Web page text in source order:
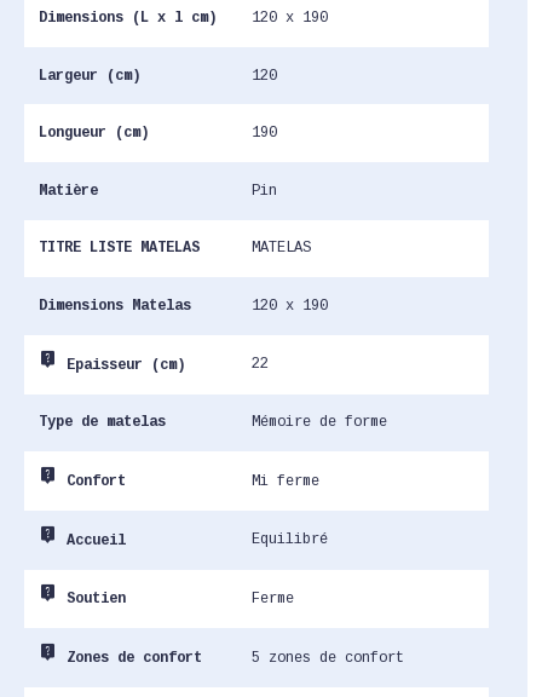
Dimensions (L x l cm) 120 x 190
Largeur (cm) 120
Longueur (cm) 190
Matière Pin
TITRE LISTE MATELAS MATELAS
Dimensions Matelas 120 x 190
live_help Epaisseur (cm) 22
Type de matelas Mémoire de forme
live_help Confort Mi ferme
live_help Accueil Equilibré
live_help Soutien Ferme
live_help Zones de confort 5 zones de confort